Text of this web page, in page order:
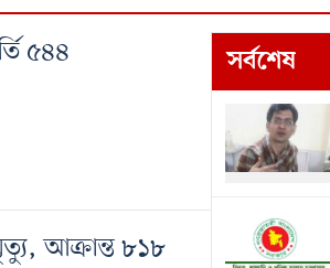
৫৪৪
আক্রান্ত ৮১৮
সর্বশেষ